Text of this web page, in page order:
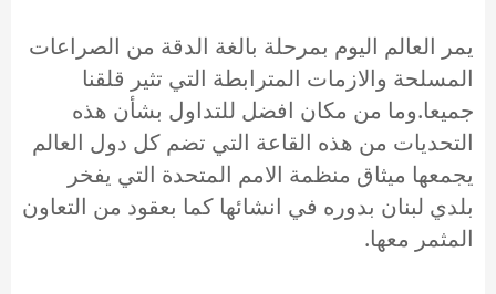
يمر العالم اليوم بمرحلة بالغة الدقة من الصراعات
المسلحة والازمات المترابطة التي تثير قلقنا
جميعا.وما من مكان افضل للتداول بشأن هذه
التحديات من هذه القاعة التي تضم كل دول العالم
يجمعها ميثاق منظمة الامم المتحدة التي يفخر
بلدي لبنان بدوره في انشائها كما بعقود من التعاون
المثمر معها.